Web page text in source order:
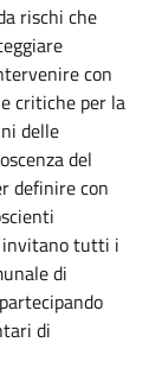
rischi che
con
critiche per la
delle
del
definire con
invitano tutti i
di
di